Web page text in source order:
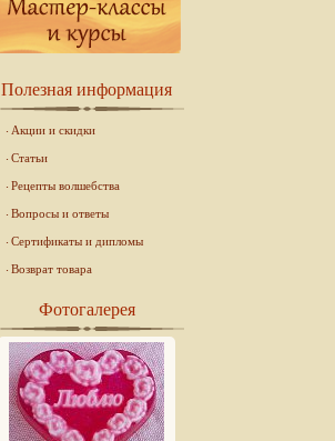
Полезная информация
Акции и скидки
Статьи
Рецепты волшебства
Вопросы и ответы
Сертификаты и дипломы
Возврат товара
Фотогалерея